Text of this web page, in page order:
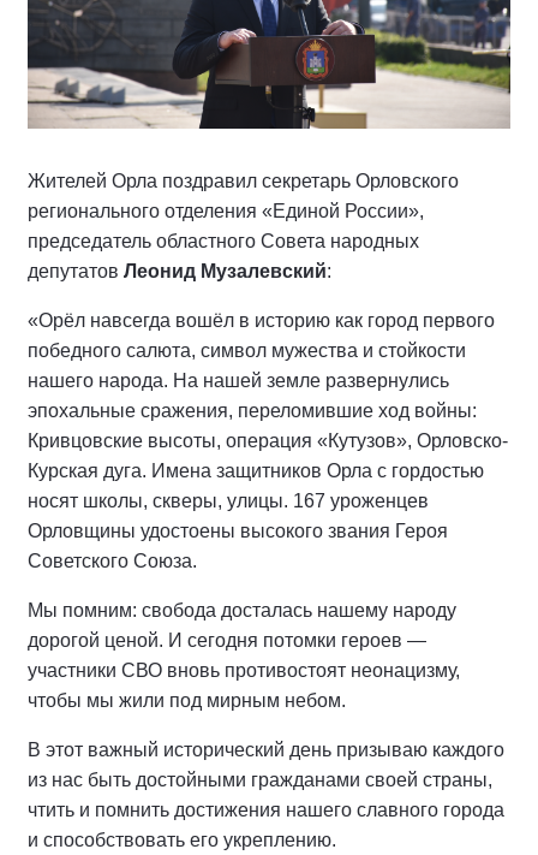
Жителей Орла поздравил секретарь Орловского
регионального отделения «Единой России»,
председатель областного Совета народных
депутатов Леонид Музалевский:
«Орёл навсегда вошёл в историю как город первого
победного салюта, символ мужества и стойкости
нашего народа. На нашей земле развернулись
эпохальные сражения, переломившие ход войны:
Кривцовские высоты, операция «Кутузов», Орловско-
Курская дуга. Имена защитников Орла с гордостью
носят школы, скверы, улицы. 167 уроженцев
Орловщины удостоены высокого звания Героя
Советского Союза.
Мы помним: свобода досталась нашему народу
дорогой ценой. И сегодня потомки героев —
участники СВО вновь противостоят неонацизму,
чтобы мы жили под мирным небом.
В этот важный исторический день призываю каждого
из нас быть достойными гражданами своей страны,
чтить и помнить достижения нашего славного города
и способствовать его укреплению.